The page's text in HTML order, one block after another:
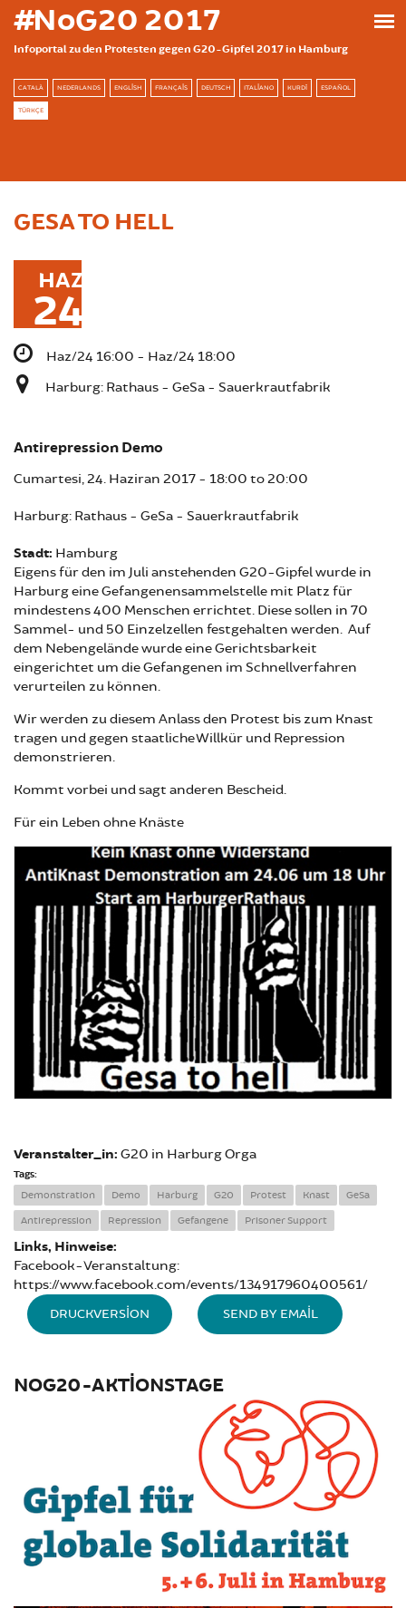
Ana içeriğe atla
#NoG20 2017
Infoportal zu den Protesten gegen G20-Gipfel 2017 in Hamburg
CATALÀ NEDERLANDS ENGLISH FRANÇAIS DEUTSCH ITALIANO KURDÎ ESPAÑOL
TÜRKÇE
GESA TO HELL
HAZ
24
Haz/24 16:00 - Haz/24 18:00
Harburg: Rathaus - GeSa - Sauerkrautfabrik
Antirepression Demo
Cumartesi, 24. Haziran 2017 - 18:00 to20:00
Harburg: Rathaus - GeSa - Sauerkrautfabrik
Stadt: Hamburg
Eigens für den im Juli anstehenden G20-Gipfel wurde in
Harburg eine Gefangenensammelstelle mit Platz für
mindestens 400 Menschen errichtet. Diese sollen in 70
Sammel- und 50 Einzelzellen festgehalten werden. Auf
dem Nebengelände wurde eine Gerichtsbarkeit
eingerichtet um die Gefangenen im Schnellverfahren
verurteilen zu können.
Wir werden zu diesem Anlass den Protest bis zum Knast
tragen und gegen staatliche Willkür und Repression
demonstrieren.
Kommt vorbei und sagt anderen Bescheid.
Für ein Leben ohne Knäste
Veranstalter_in: G20 in Harburg Orga
Tags:
Demonstration Demo Harburg G20 Protest Knast GeSa
Antirepression Repression Gefangene Prisoner Support
Links, Hinweise:
Facebook-Veranstaltung:
https://www.facebook.com/events/134917960400561/
DRUCKVERSION SEND BY EMAIL
NOG20-AKTIONSTAGE